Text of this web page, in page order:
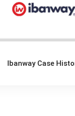
Ibanway Case